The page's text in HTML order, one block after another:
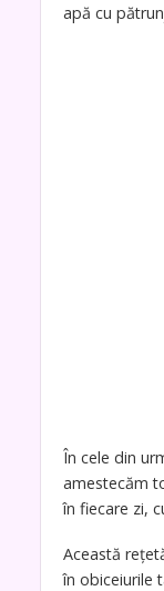
apă cu
În cele din
amestecăm
în fiecare zi,
Această
în obiceiurile